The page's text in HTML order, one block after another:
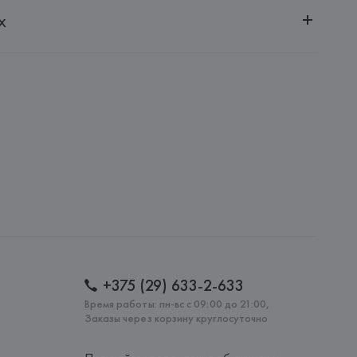
г. Минск, ул. Рафиева, д. 64, помещение 2-27
+375 (29) 633-2-633
Время работы: пн-вс с 09:00 до 21:00,
Заказы через корзину круглосуточно